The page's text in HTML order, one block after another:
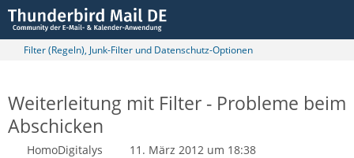
Filter (Regeln), Junk-Filter und Datenschutz-Optionen
Weiterleitung mit Filter - Probleme beim
Abschicken
HomoDigitalys
11. März 2012 um 18:38